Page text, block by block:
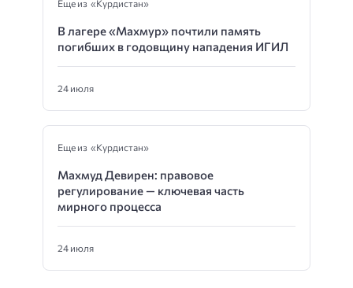
Еще из «Курдистан»
В лагере «Махмур» почтили память
погибших в годовщину нападения ИГИЛ
24 июля
Еще из «Курдистан»
Махмуд Девирен: правовое
регулирование — ключевая часть
мирного процесса
24 июля